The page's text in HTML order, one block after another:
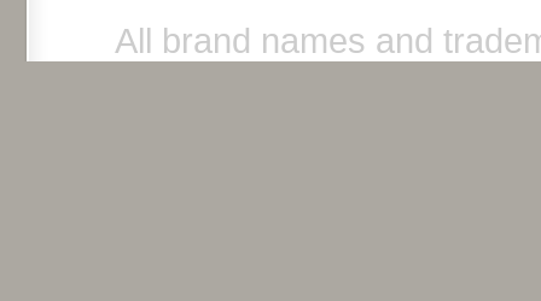
All brand names and